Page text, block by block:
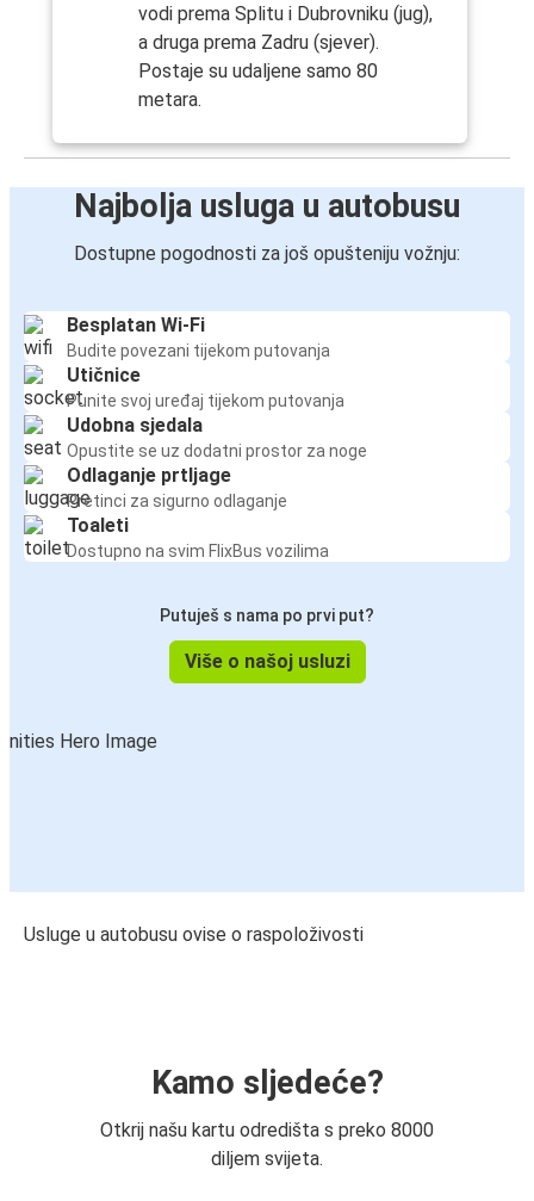
vodi prema Splitu i Dubrovniku (jug),
a druga prema Zadru (sjever).
Postaje su udaljene samo 80
metara.
Najbolja usluga u autobusu
Dostupne pogodnosti za još opušteniju vožnju:
Besplatan Wi-Fi
Budite povezani tijekom putovanja
Utičnice
Punite svoj uređaj tijekom putovanja
Udobna sjedala
Opustite se uz dodatni prostor za noge
Odlaganje prtljage
Pretinci za sigurno odlaganje
Toaleti
Dostupno na svim FlixBus vozilima
Putuješ s nama po prvi put?
Više o našoj usluzi
Usluge u autobusu ovise o raspoloživosti
Kamo sljedeće?
Otkrij našu kartu odredišta s preko 8000
diljem svijeta.